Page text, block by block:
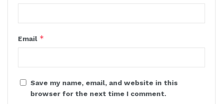
Email *
Save my name, email, and website in this
browser for the next time I comment.